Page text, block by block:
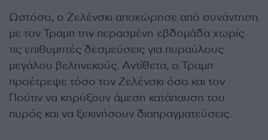
Ωστόσο, ο Ζελένσκι αποχώρησε από συνάντηση
με τον Τραμπ την περασμένη εβδομάδα χωρίς
τις επιθυμητές δεσμεύσεις για πυραύλους
μεγάλου βεληνεκούς. Αντίθετα, ο Τραμπ
προέτρεψε τόσο τον Ζελένσκι όσο και τον
Πούτιν να κηρύξουν άμεση κατάπαυση του
πυρός και να ξεκινήσουν διαπραγματεύσεις.